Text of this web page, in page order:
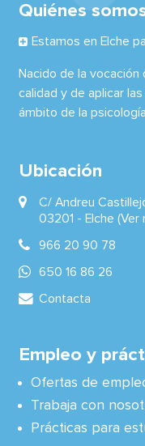
Quiénes
Estamos en Elche
Nacido de la
calidad y de aplicar
ámbito de la
Ubicación
C/ Andreu
03201 -Elche (Ver
966 20 90 78
650 16 86 26
Contacta
Empleo y
Ofertas de
Trabaja con
Prácticas para